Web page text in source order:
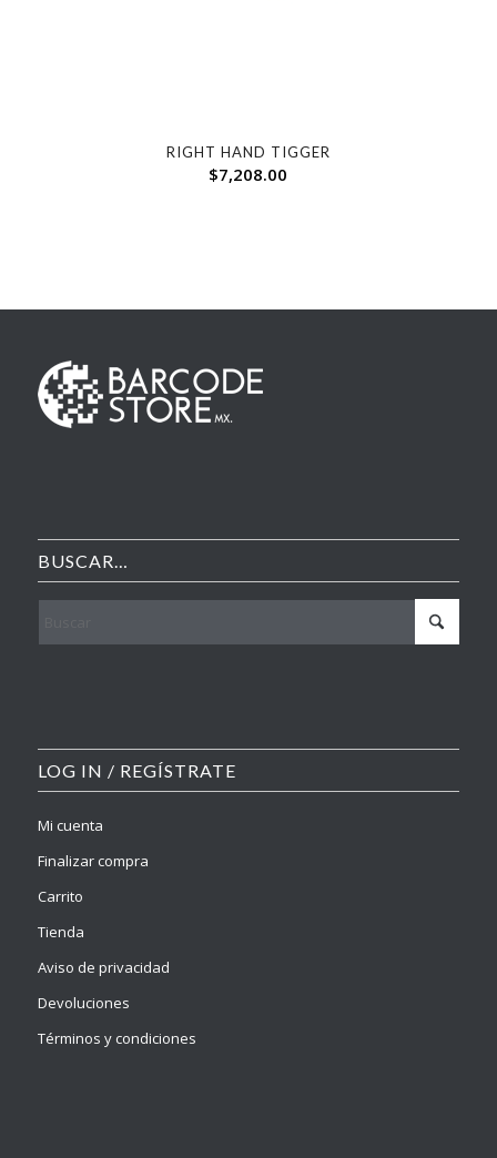
RIGHT HAND TIGGER
$7,208.00
BUSCAR…
LOG IN / REGÍSTRATE
Mi cuenta
Finalizar compra
Carrito
Tienda
Aviso de privacidad
Devoluciones
Términos y condiciones